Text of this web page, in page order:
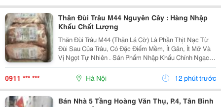
Thăn Đùi Trâu M44 Nguyên Cây : Hàng Nhập
Khẩu Chất Lượng
Thăn Đùi Trâu M44 (Thăn Lá Cờ) Là Phần Thịt Nạc Từ
Đùi Sau Của Trâu, Có Đặc Điểm Mềm, Ít Gân, Ít Mỡ Và
Vị Ngọt Tự Nhiên . Sản Phẩm Nhập Khẩu Chính Ngạch
Từ Ấn Độ, Cấp Đông Ở -18&Deg;C Đến -22&Deg;C ,
Phù Hợp Cho Nhà Hàng, Quán Ăn Và Bếp Công
Nghiệp....
0911 *** *** Hà Nội 12 phút trước
Bán Nhà 5 Tầng Hoàng Văn Thụ, P.4, Tân Bình